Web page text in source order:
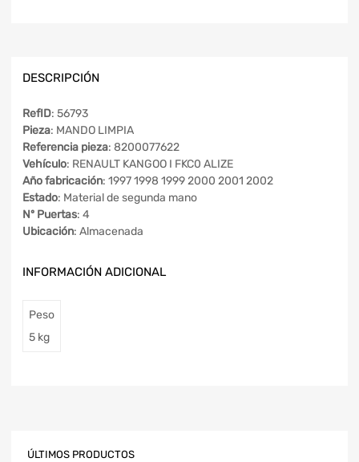
DESCRIPCIÓN
RefID: 56793
Pieza: MANDO LIMPIA
Referencia pieza: 8200077622
Vehículo: RENAULT KANGOO I FKC0 ALIZE
Año fabricación: 1997 1998 1999 2000 2001 2002
Estado: Material de segunda mano
Nº Puertas: 4
Ubicación: Almacenada
INFORMACIÓN ADICIONAL
Peso
5 kg
ÚLTIMOS PRODUCTOS